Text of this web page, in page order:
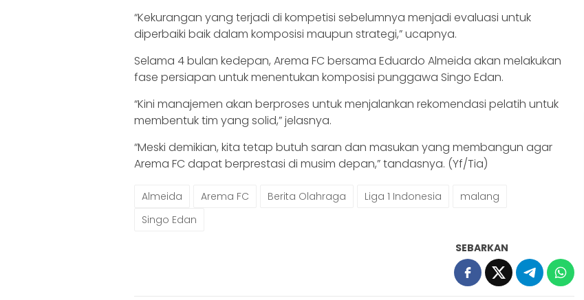
“Kekurangan yang terjadi di kompetisi sebelumnya menjadi evaluasi untuk
diperbaiki baik dalam komposisi maupun strategi,” ucapnya.
Selama 4 bulan kedepan, Arema FC bersama Eduardo Almeida akan melakukan
fase persiapan untuk menentukan komposisi punggawa Singo Edan.
“Kini manajemen akan berproses untuk menjalankan rekomendasi pelatih untuk
membentuk tim yang solid,” jelasnya.
“Meski demikian, kita tetap butuh saran dan masukan yang membangun agar
Arema FC dapat berprestasi di musim depan,” tandasnya. (Yf/Tia)
Almeida Arema FC Berita Olahraga Liga 1 Indonesia
malang
Singo Edan
SEBARKAN